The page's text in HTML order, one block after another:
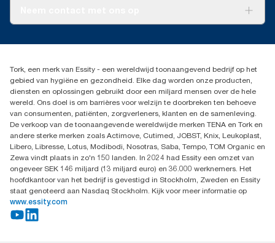
Productklacht
Dispenserklacht
030 - 698 46 66
Essity Netherlands B.V.
Arnhemse Bovenweg 120
3708 AH ZEIST
Nederland
Tork, een merk van Essity - een wereldwijd toonaangevend bedrijf op het
gebied van hygiëne en gezondheid. Elke dag worden onze producten,
diensten en oplossingen gebruikt door een miljard mensen over de hele
wereld. Ons doel is om barrières voor welzijn te doorbreken ten behoeve
van consumenten, patiënten, zorgverleners, klanten en de samenleving.
De verkoop van de toonaangevende wereldwijde merken TENA en Tork en
andere sterke merken zoals Actimove, Cutimed, JOBST, Knix, Leukoplast,
Libero, Libresse, Lotus, Modibodi, Nosotras, Saba, Tempo, TOM Organic en
Zewa vindt plaats in zo'n 150 landen. In 2024 had Essity een omzet van
ongeveer SEK 146 miljard (13 miljard euro) en 36.000 werknemers. Het
hoofdkantoor van het bedrijf is gevestigd in Stockholm, Zweden en Essity
staat genoteerd aan Nasdaq Stockholm. Kijk voor meer informatie op
www.essity.com